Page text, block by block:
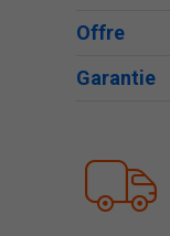
Offre
Garantie